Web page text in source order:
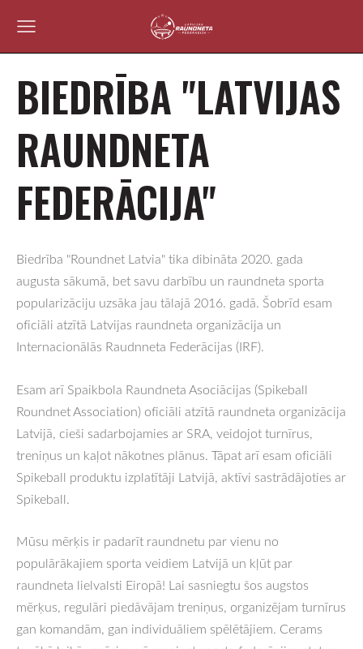
BIEDRĪBA "LATVIJAS
RAUNDNETA
FEDERĀCIJA"
Biedrība "Roundnet Latvia" tika dibināta 2020. gada
augusta sākumā, bet savu darbību un raundneta sporta
popularizāciju uzsāka jau tālajā 2016. gadā. Šobrīd esam
oficiāli atzītā Latvijas raundneta organizācija un
Internacionālās Raudnneta Federācijas (IRF).
Esam arī Spaikbola Raundneta Asociācijas (Spikeball
Roundnet Association) oficiāli atzītā raundneta organizācija
Latvijā, cieši sadarbojamies ar SRA, veidojot turnīrus,
treniņus un kaļot nākotnes plānus. Tāpat arī esam oficiāli
Spikeball produktu izplatītāji Latvijā, aktīvi sastrādājoties ar
Spikeball.
Mūsu mērķis ir padarīt raundnetu par vienu no
populārākajiem sporta veidiem Latvijā un kļūt par
raundneta lielvalsti Eiropā! Lai sasniegtu šos augstos
mērķus, regulāri piedāvājam treniņus, organizējam turnīrus
gan komandām, gan individuāliem spēlētājiem. Cerams